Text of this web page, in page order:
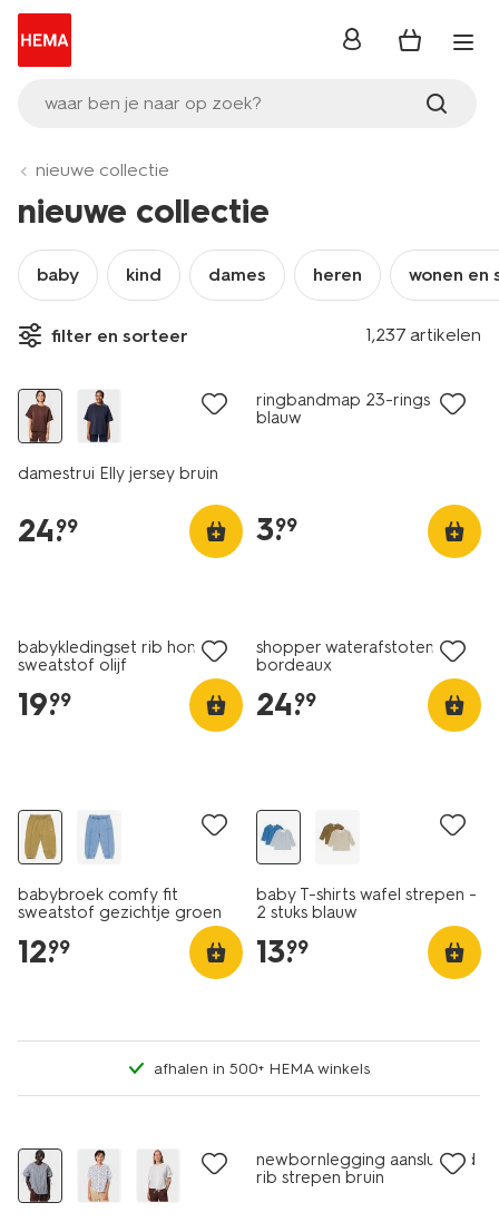
waar ben je naar op zoek?
inloggen
nieuwe collectie
nieuwe collectie
baby kind dames heren wonen en
filter en sorteer 1,237 artikelen
nieuw
damestrui Elly jersey bruin
24.
99
ringbandmap 23-rings A4
blauw
3.
99
babykledingset rib honden
sweatstof olijf
19.
99
shopper waterafstotend
bordeaux
24.
99
babybroek comfy fit
sweatstof gezichtje groen
12.
99
baby T-shirts wafel strepen -
2 stuks blauw
13.
99
afhalen in 500+ HEMA winkels
newbornlegging aansluitend
rib strepen bruin